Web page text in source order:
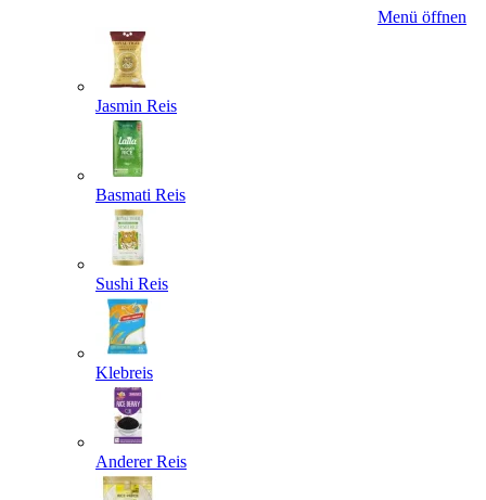
Menü öffnen
Jasmin Reis
Basmati Reis
Sushi Reis
Klebreis
Anderer Reis